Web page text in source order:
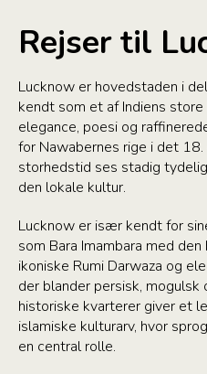
Rejser til
Lucknow er hovedstaden i
kendt som et af Indiens
elegance, poesi og
for Nawabernes rige i det
storhedstid ses stadig
den lokale kultur.
Lucknow er især kendt for
som Bara Imambara med
ikoniske Rumi Darwaza og
der blander persisk,
historiske kvarterer giver et
islamiske kulturarv, hvor
en central rolle.